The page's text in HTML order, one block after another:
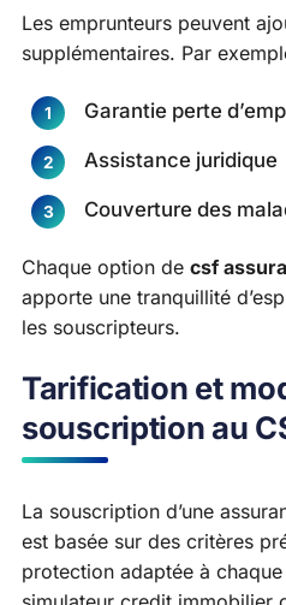
Les emprunteurs peuvent
supplémentaires. Par
Garantie perte
Assistance juridique
Couverture des
Chaque option de csf
apporte une tranquillité
les souscripteurs.
Tarification et
souscription au
La souscription d’une
est basée sur des critères
protection adaptée à